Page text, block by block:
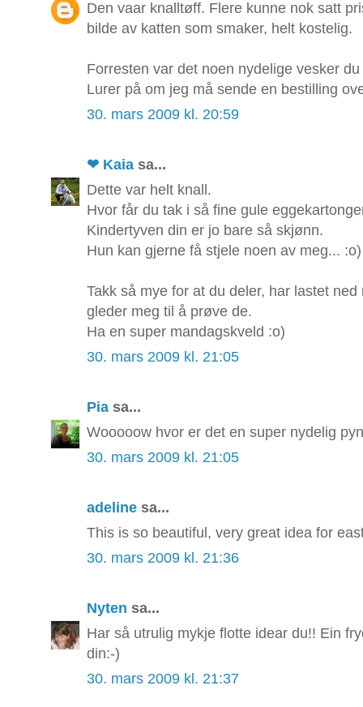
Den vaar knalltøff. Flere kunne nok satt
bilde av katten som smaker, helt kostelig.
Forresten var det noen nydelige vesker
Lurer på om jeg må sende en bestilling
30. mars 2009 kl. 20:59
❤ Kaia sa...
Dette var helt knall.
Hvor får du tak i så fine gule
Kindertyven din er jo bare så skjønn.
Hun kan gjerne få stjele noen av meg... :o)
Takk så mye for at du deler, har lastet
gleder meg til å prøve de.
Ha en super mandagskveld :o)
30. mars 2009 kl. 21:05
Pia sa...
Wooooow hvor er det en super nydelig
30. mars 2009 kl. 21:05
adeline sa...
This is so beautiful, very great idea for
30. mars 2009 kl. 21:36
Nyten sa...
Har så utrulig mykje flotte idear du!! Ein
din:-)
30. mars 2009 kl. 21:37